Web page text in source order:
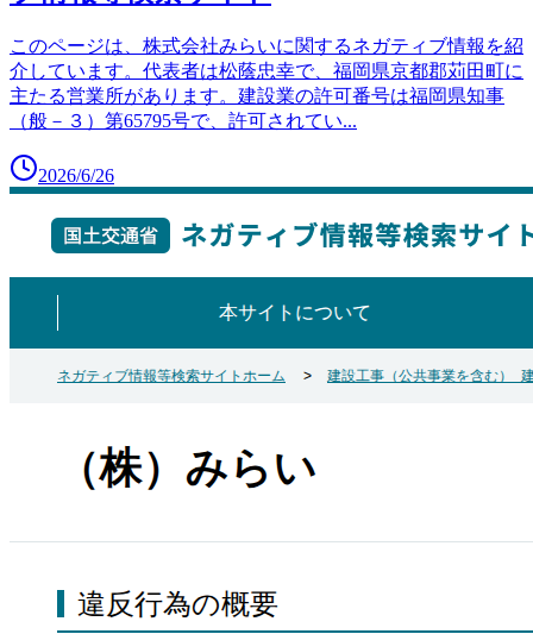
このページは、株式会社みらいに関するネガティブ情報を紹
介しています。代表者は松蔭忠幸で、福岡県京都郡苅田町に
主たる営業所があります。建設業の許可番号は福岡県知事
（般－３）第65795号で、許可されてい...
2026/6/26